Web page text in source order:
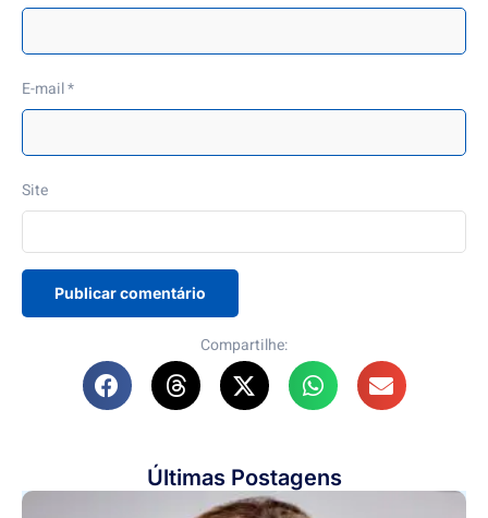
E-mail*
Site
Compartilhe:
Últimas Postagens